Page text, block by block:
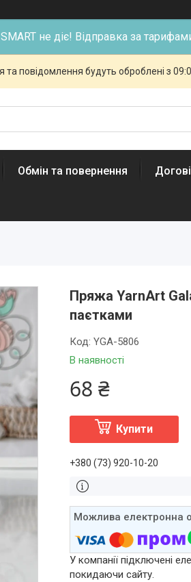
не діє! Відправка за
та повідомлення будуть оброблені з
Обмін та повернення
Пряжа YarnArt
паєтками
В наявності
Код: YGA-5806
68 ₴
Купити
+380 (73) 920-10-20
У компанії підключені
покидаючи сайту.